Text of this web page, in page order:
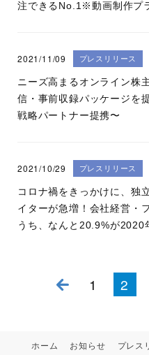
注できるNo.1※動画制作プ
2021/11/09 プレスリリース
ニーズ高まるオンライン株
信・事前収録パッケージを
戦略パートナー提携〜
2021/10/29 プレスリリース
コロナ禍をきっかけに、独
イターが急増！会社経営・
うち、なんと20.9%が2020
1 2
ホーム お知らせ プレス